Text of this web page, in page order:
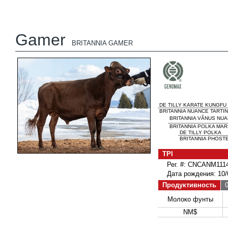
Gamer BRITANNIA GAMER
DE TILLY KARATE KUNGFU
BRITANNIA NUANCE
BRITANNIA VÃNUS
BRITANNIA POLKA
DE TILLY POLKA
BRITANNIA
TPI
Рег. #:
Дата рождения: 10/
Продуктивность
Молоко фунты
NM$